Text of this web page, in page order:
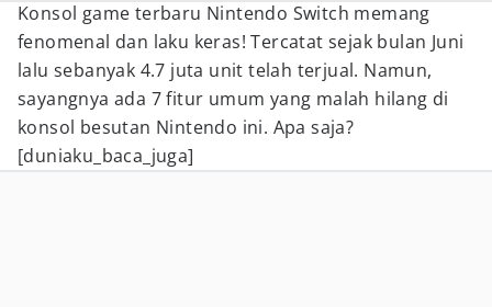
Konsol game terbaru Nintendo Switch memang
fenomenal dan laku keras! Tercatat sejak bulan Juni
lalu sebanyak 4.7 juta unit telah terjual. Namun,
sayangnya ada 7 fitur umum yang malah hilang di
konsol besutan Nintendo ini. Apa saja?
[duniaku_baca_juga]